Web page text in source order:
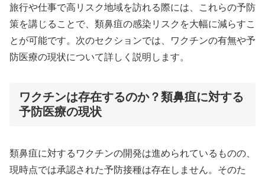
旅行や仕事で高リスク地域を訪れる際には、これらの予防
策を講じることで、類鼻疽の感染リスクを大幅に減らすこ
とが可能です。次のセクションでは、ワクチンの有無や予
防医療の現状について詳しく説明します。
ワクチンは存在するのか？類鼻疽に対する
予防医療の現状
類鼻疽に対するワクチンの開発は進められているものの、
現時点では承認された予防接種は存在しません。そのた